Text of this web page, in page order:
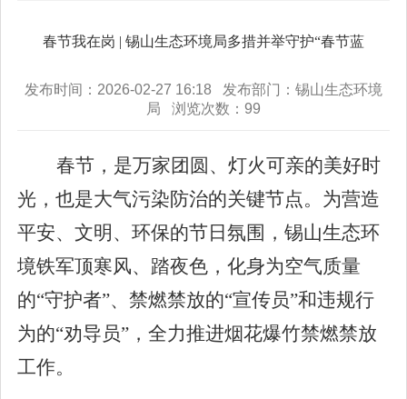
春节我在岗 | 锡山生态环境局多措并举守护“春节蓝
发布时间：2026-02-27 16:18 发布部门：锡山生态环境
局 浏览次数： 99
春节，是万家团圆、灯火可亲的美好时
光，也是大气污染防治的关键节点。为营造
平安、文明、环保的节日氛围，锡山生态环
境铁军顶寒风、踏夜色，化身为空气质量
的“守护者”、禁燃禁放的“宣传员”和违规行
为的“劝导员” ，全力推进烟花爆竹禁燃禁放
工作。